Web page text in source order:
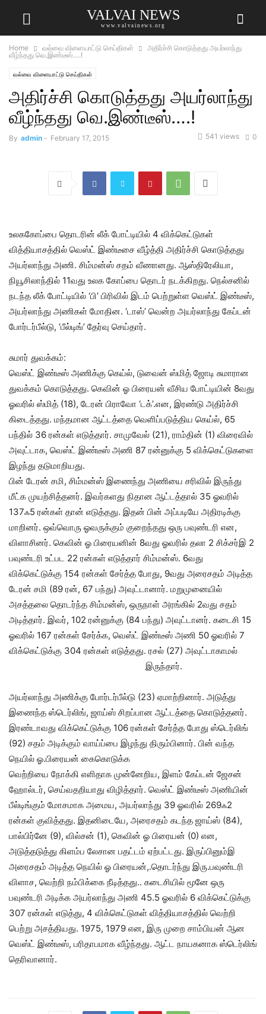
VALVAI NEWS
www.valvainews.org
Home வல்வை விளையாட்டு செய்திகள்
அதிர்ச்சி கொடுத்தது அயர்லாந்து
வீழ்ந்தது வெ.இண்டீஸ்….!
வல்வை விளையாட்டு செய்திகள்
அதிர்ச்சி கொடுத்தது அயர்லாந்து
வீழ்ந்தது வெ.இண்டீஸ்….!
By admin - February 17, 2015 0
541 views
உலககோப்பை தொடரின் லீக் போட்டியில் 4 விக்கெட்டுகள்
வித்தியாசத்தில் வெஸ்ட் இண்டீசை வீழ்த்தி அதிர்ச்சி கொடுத்தது
அயர்லாந்து அணி. சிம்மன்ஸ் சதம் வீணானது. ஆஸ்திரேலியா,
நியூசிலாந்தில் 11வது உலக கோப்பை தொடர் நடக்கிறது. நெல்சனில்
நடந்த லீக் போட்டியில் ‘பி’ பிரிவில் இடம் பெற்றுள்ள வெஸ்ட் இண்டீஸ்,
அயர்லாந்து அணிகள் மோதின. ‘டாஸ்’ வென்ற அயர்லாந்து கேப்டன்
போர்டர்பீல்டு, ‘பீல்டிங்’ தேர்வு செய்தார்.
சுமார் துவக்கம்:
வெஸ்ட் இண்டீஸ் அணிக்கு கெய்ல், டுவைன் ஸ்மித் ஜோடி சுமாரான
துவக்கம் கொடுத்தது. கெவின் ஓ பிரையன் வீசிய போட்டியின் 8வது
ஓவரில் ஸ்மித் (18), டேரன் பிராவோ ‘டக்’.என, இரண்டு அதிர்ச்சி
கிடைத்தது. மந்தமான ஆட்டத்தை வெளிப்படுத்திய கெய்ல், 65
பந்தில் 36 ரன்கள் எடுத்தார். சாமுவேல் (21), ராம்தின் (1) விரைவில்
அவுட்டாக, வெஸ்ட் இண்டீஸ் அணி 87 ரன்னுக்கு 5 விக்கெட்டுகளை
இழந்து தடுமாறியது.
பின் டேரன் சமி, சிம்மன்ஸ் இணைந்து அணியை சரிவில் இருந்து
மீட்க முயற்சித்தனர். இவர்களது நிதான ஆட்டத்தால் 35 ஓவரில்
137ஃ5 ரன்கள் தான் எடுத்தது. இதன் பின் அப்படியே அதிரடிக்கு
மாறினர். ஒவ்வொரு ஓவருக்கும் குறைந்தது ஒரு பவுண்டரி என,
விளாசினர். கெவின் ஓ பிரையனின் 8வது ஓவரில் தலா 2 சிக்சர்இ 2
பவுண்டரி உட்பட 22 ரன்கள் எடுத்தார் சிம்மன்ஸ். 6வது
விக்கெட்டுக்கு 154 ரன்கள் சேர்த்த போது, 9வது அரைசதம் அடித்த
டேரன் சமி (89 ரன், 67 பந்து) அவுட்டானார். மறுமுனையில்
அசத்தலை தொடர்ந்த சிம்மன்ஸ், ஒருநாள் அரங்கில் 2வது சதம்
அடித்தார். இவர், 102 ரன்னுக்கு (84 பந்து) அவுட்டானர். கடைசி 15
ஓவரில் 167 ரன்கள் சேர்க்க, வெஸ்ட் இண்டீஸ் அணி 50 ஓவரில் 7
விக்கெட்டுக்கு 304 ரன்கள் எடுத்தது. ரசல் (27) அவுட்டாகாமல்
இருந்தார்.
அயர்லாந்து அணிக்கு போர்டர்பீல்டு (23) ஏமாற்றினார். அடுத்து
இணைந்த ஸ்டெர்லிங், ஜாய்ஸ் சிறப்பான ஆட்டத்தை கொடுத்தனர்.
இரண்டாவது விக்கெட்டுக்கு 106 ரன்கள் சேர்த்த போது ஸ்டெர்லிங்
(92) சதம் அடிக்கும் வாய்ப்பை இழந்து திரும்பினார். பின் வந்த
நெயில் ஓ.பிரையன் கைகொடுக்க
வெற்றியை நோக்கி எளிதாக முன்னேறிய, இளம் கேப்டன் ஜேசன்
ஹோல்டர், செய்வதறியாது விழித்தார். வெஸ்ட் இண்டீஸ் அணியின்
பீல்டிங்கும் மோசமாக அமைய, அயர்லாந்து 39 ஓவரில் 269ஃ2
ரன்கள் குவித்தது. இதனிடையே, அரைசதம் கடந்த ஜாய்ஸ் (84),
பால்பிர்னே (9), வில்சன் (1), கெவின் ஓ பிரையன் (0) என,
அடுத்தடுத்து கிளம்ப லேசான பதட்டம் ஏற்பட்டது. இருப்பினும்இ
அரைசதம் அடித்த நெயில் ஓ பிரையன்,.தொடர்ந்து இரு.பவுண்டரி
விளாச, வெற்றி நம்பிக்கை நீடித்தது.. கடைசியில் மூனே ஒரு
பவுண்டரி அடிக்க அயர்லாந்து அணி 45.5 ஓவரில் 6 விக்கெட்டுக்கு
307 ரன்கள் எடுத்து, 4 விக்கெட்டுகள் வித்தியாசத்தில் வெற்றி
பெற்று அசத்தியது. 1975, 1979 என, இரு முறை சாம்பியன் ஆன
வெஸ்ட் இண்டீஸ், பரிதாபமாக வீழ்ந்தது. ஆட்ட நாயகனாக ஸ்டெர்லிங்
தெரிவானார்.